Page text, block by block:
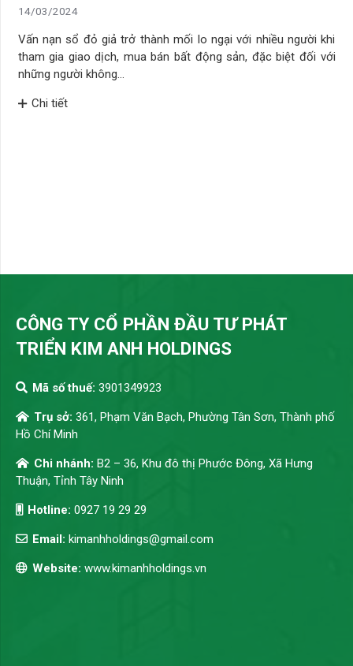
14/03/2024
Vấn nạn sổ đỏ giả trở thành mối lo ngại với nhiều người khi
tham gia giao dịch, mua bán bất động sản, đặc biệt đối với
những người không…
Chi tiết
CÔNG TY CỔ PHẦN ĐẦU TƯ PHÁT
TRIỂN KIM ANH HOLDINGS
Mã số thuế: 3901349923
Trụ sở: 361, Phạm Văn Bạch, Phường Tân Sơn, Thành phố
Hồ Chí Minh
Chi nhánh: B2 – 36, Khu đô thị Phước Đông, Xã Hưng
Thuận, Tỉnh Tây Ninh
Hotline: 0927 19 29 29
Email: kimanhholdings@gmail.com
Website: www.kimanhholdings.vn